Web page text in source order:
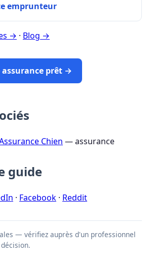
emprunteur
→ · Blog →
prêt →
Chien — assurance
guide
· Facebook · Reddit
— vérifiez auprès d'un professionnel